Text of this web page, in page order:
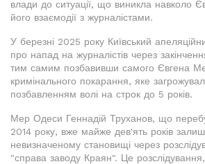
влади до ситуації, що виникла навколо
його взаємодії з журналістами.
У березні 2025 року Київський
про напад на журналістів через
тим самим позбавивши самого Євгена
кримінального покарання, яке
позбавленням волі на строк до 5 років.
Мер Одеси Геннадій Труханов, що
2014 року, вже майже дев'ять років
невизначеному становищі через
"справа заводу Краян". Це